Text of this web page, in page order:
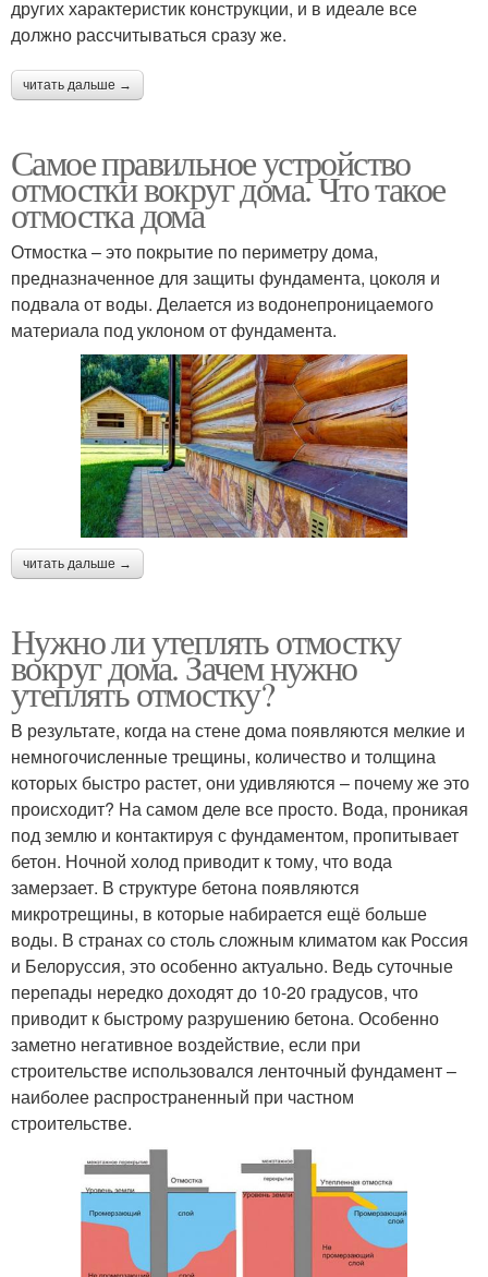
других характеристик конструкции, и в идеале все
должно рассчитываться сразу же.
читать дальше →
Самое правильное устройство
отмостки вокруг дома. Что такое
отмостка дома
Отмостка – это покрытие по периметру дома,
предназначенное для защиты фундамента, цоколя и
подвала от воды. Делается из водонепроницаемого
материала под уклоном от фундамента.
читать дальше →
Нужно ли утеплять отмостку
вокруг дома. Зачем нужно
утеплять отмостку?
В результате, когда на стене дома появляются мелкие и
немногочисленные трещины, количество и толщина
которых быстро растет, они удивляются – почему же это
происходит? На самом деле все просто. Вода, проникая
под землю и контактируя с фундаментом, пропитывает
бетон. Ночной холод приводит к тому, что вода
замерзает. В структуре бетона появляются
микротрещины, в которые набирается ещё больше
воды. В странах со столь сложным климатом как Россия
и Белоруссия, это особенно актуально. Ведь суточные
перепады нередко доходят до 10-20 градусов, что
приводит к быстрому разрушению бетона. Особенно
заметно негативное воздействие, если при
строительстве использовался ленточный фундамент –
наиболее распространенный при частном
строительстве.